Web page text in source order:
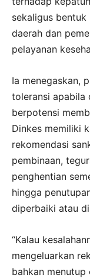
sekaligus
daerah dan
pelayanan
Ia menegaskan,
toleransi apabila
berpotensi
Dinkes memiliki
rekomendasi
pembinaan,
penghentian
hingga
diperbaiki atau
“Kalau
mengeluarkan
bahkan menutup